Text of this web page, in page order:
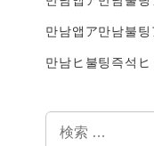
만남앱ア만남불팅
만남ヒ불팅즉석